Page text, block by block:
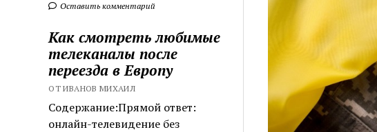
Оставить комментарий
Как смотреть любимые
телеканалы после
переезда в Европу
ОТ ИВАНОВ МИХАИЛ
Содержание:Прямой ответ:
онлайн-телевидение без